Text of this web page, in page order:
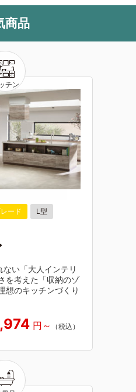
商品
ード L型
ない「大人インテリ
を考えた「収納のゾ
想のキッチンづくり